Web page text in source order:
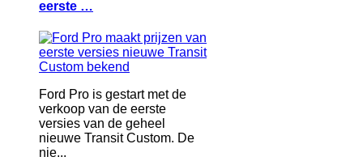
eerste …
Ford Pro is gestart met de
verkoop van de eerste
versies van de geheel
nieuwe Transit Custom. De
nie...